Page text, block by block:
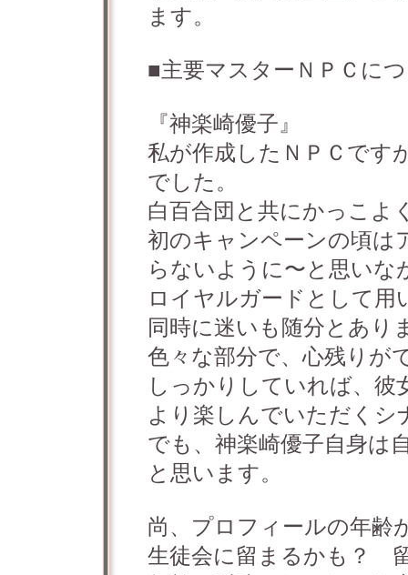
ます。
■主要マスターＮＰＣに
『神楽崎優子』
私が作成したＮＰＣです
でした。
白百合団と共にかっこよ
初のキャンペーンの頃は
らないように〜と思いな
ロイヤルガードとして
同時に迷いも随分とあり
色々な部分で、心残りが
しっかりしていれば、彼
より楽しんでいただくシ
でも、神楽崎優子自身は
と思います。
尚、プロフィールの年齢
生徒会に留まるかも？